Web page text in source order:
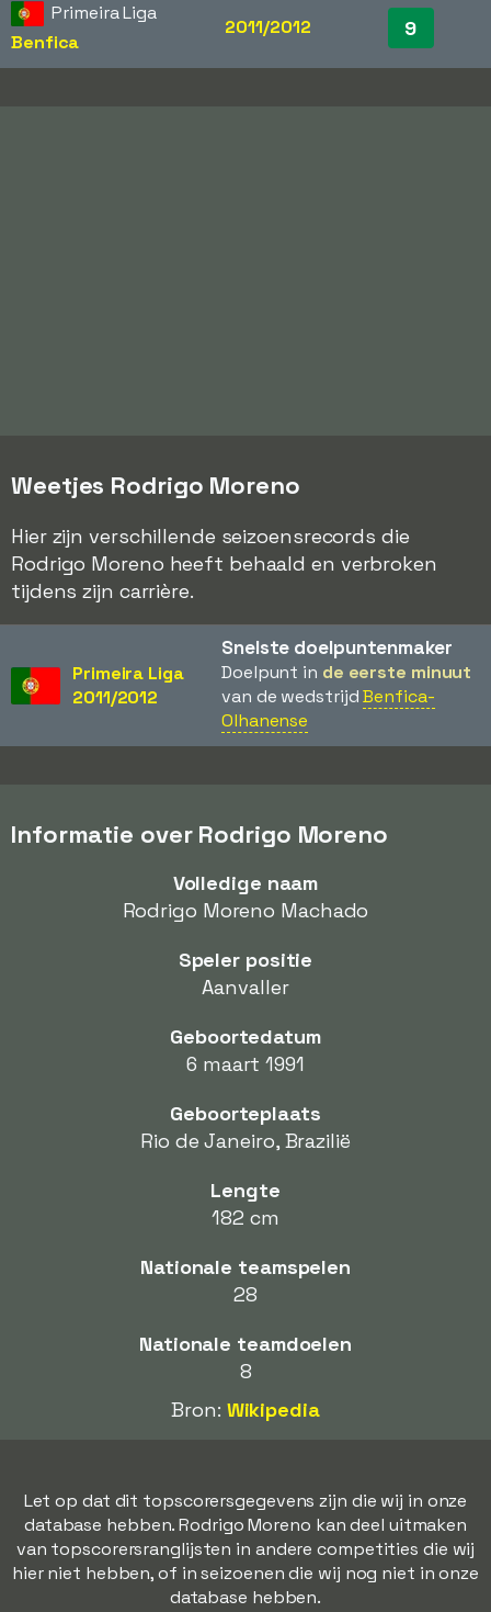
Primeira Liga
Benfica
2011/2012 9
Weetjes Rodrigo Moreno
Hier zijn verschillende seizoensrecords die
Rodrigo Moreno heeft behaald en verbroken
tijdens zijn carrière.
Primeira Liga
2011/2012
Snelste doelpuntenmaker
Doelpunt in de eerste minuut
van de wedstrijdBenfica-
Olhanense
Informatie over Rodrigo Moreno
Volledige naam
Rodrigo Moreno Machado
Speler positie
Aanvaller
Geboortedatum
6 maart 1991
Geboorteplaats
Rio de Janeiro, Brazilië
Lengte
182 cm
Nationale teamspelen
28
Nationale teamdoelen
8
Bron: Wikipedia
Let op dat dit topscorersgegevens zijn die wij in onze
database hebben. Rodrigo Moreno kan deel uitmaken
van topscorersranglijsten in andere competities die wij
hier niet hebben, of in seizoenen die wij nog niet in onze
database hebben.